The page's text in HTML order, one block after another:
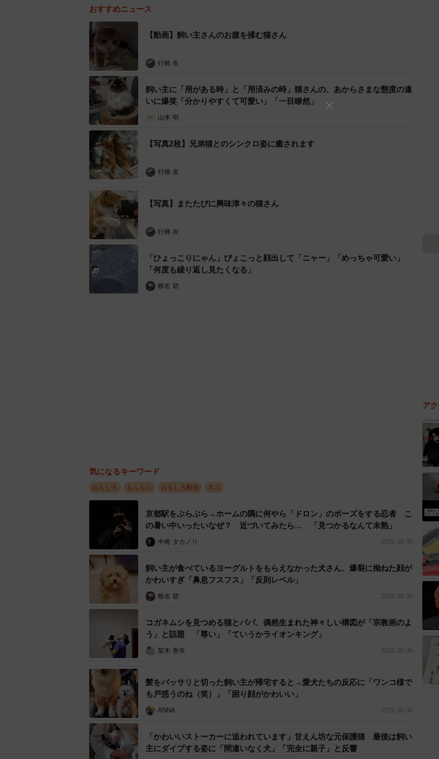
おすすめニュース
【動画】飼い主さんのお腹を揉む猫さん
行橋 友
飼い主に「用がある時」と「用済みの時」猫さんの、あからさまな態度の違
いに爆笑「分かりやすくて可愛い」「一目瞭然」
山本 明
【写真2枚】兄弟猫とのシンクロ姿に癒されます
行橋 友
【写真】またたびに興味津々の猫さん
行橋 友
「ひょっこりにゃん」ぴょこっと顔出して「ニャー」「めっちゃ可愛い」
「何度も繰り返し見たくなる」
椎名 碧
気になるキーワード
おもしろ もふもふ おもしろ動画 ネコ
京都駅をぶらぶら→ホームの隅に何やら「ドロン」のポーズをする忍者 こ
の暑い中いったいなぜ？ 近づいてみたら… 「見つかるなんて未熟」
中将 タカノリ 2026.08.06
飼い主が食べているヨーグルトをもらえなかった犬さん、爆裂に拗ねた顔が
かわいすぎ「鼻息フスフス」「反則レベル」
椎名 碧 2026.08.06
コガネムシを見つめる猫とパパ、偶然生まれた神々しい構図が「宗教画のよ
う」と話題 「尊い」「ていうかライオンキング」
梨木 香奈 2026.08.06
髪をバッサリと切った飼い主が帰宅すると→愛犬たちの反応に「ワンコ様で
も戸惑うのね（笑）」「困り顔がかわいい」
ANNA 2026.08.06
「かわいいストーカーに追われています」甘えん坊な元保護猫 最後は飼い
主にダイブする姿に「間違いなく犬」「完全に親子」と反響
ア